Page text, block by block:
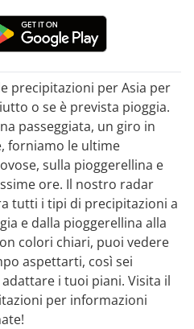
precipitazioni per Asia per
o se è prevista pioggia.
passeggiata, un giro in
forniamo le ultime
sulla pioggerellina e
ore. Il nostro radar
tutti i tipi di precipitazioni a
e dalla pioggerellina alla
colori chiari, puoi vedere
aspettarti, così sei
i tuoi piani. Visita il
per informazioni